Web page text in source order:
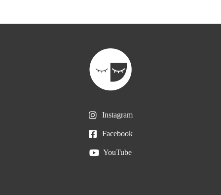
Instagram
Facebook
YouTube